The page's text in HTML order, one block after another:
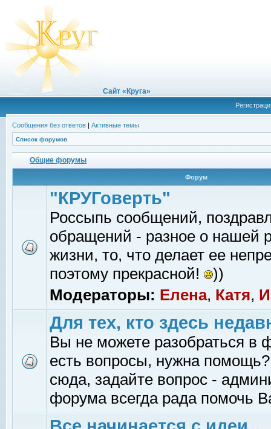
Сайт «Круга»
Сообщения без ответов | Активные темы
Список форумов
Общие форумы
Форум
"КРУГоверть"
Россыпь сообщений,
обращений - разное о нашей
жизни, то, что делает ее
поэтому прекрасной!
))
Модераторы: Елена, Катя,
Для тех, кто здесь
Вы не можете разобраться в
есть вопросы, нужна помощь?
сюда, задайте вопрос -
форума всегда рада помочь